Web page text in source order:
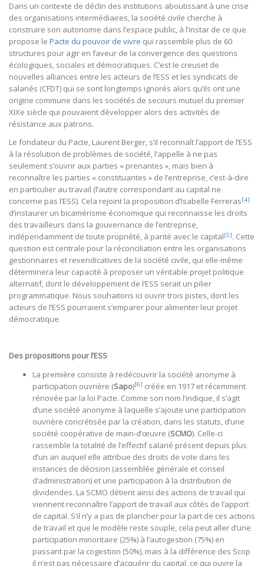
Dans un contexte de déclin des institutions aboutissant à une crise
des organisations intermédiaires, la société civile cherche à
construire son autonomie dans l’espace public, à l’instar de ce que
propose le Pacte du pouvoir de vivre qui rassemble plus de 60
structures pour agir en faveur de la convergence des questions
écologiques, sociales et démocratiques. C’est le creuset de
nouvelles alliances entre les acteurs de l’ESS et les syndicats de
salariés (CFDT) qui se sont longtemps ignorés alors qu’ils ont une
origine commune dans les sociétés de secours mutuel du premier
XIXe siècle qui pouvaient développer alors des activités de
résistance aux patrons.
Le fondateur du Pacte, Laurent Berger, s’il reconnaît l’apport de l’ESS
à la résolution de problèmes de société, l’appelle à ne pas
seulement s’ouvrir aux parties « prenantes », mais bien à
reconnaître les parties « constituantes » de l’entreprise, c’est-à-dire
en particulier au travail (l’autre correspondant au capital ne
concerne pas l’ESS). Cela rejoint la proposition d’Isabelle Ferreras[4]
d’instaurer un bicamérisme économique qui reconnaisse les droits
des travailleurs dans la gouvernance de l’entreprise,
indépendamment de toute propriété, à parité avec le capital[5]. Cette
question est centrale pour la réconciliation entre les organisations
gestionnaires et revendicatives de la société civile, qui elle-même
déterminera leur capacité à proposer un véritable projet politique
alternatif, dont le développement de l’ESS serait un pilier
programmatique. Nous souhaitons ici ouvrir trois pistes, dont les
acteurs de l’ESS pourraient s’emparer pour alimenter leur projet
démocratique.
Des propositions pour l’ESS
La première consiste à redécouvrir la société anonyme à
participation ouvrière (Sapo)[6] créée en 1917 et récemment
rénovée par la loi Pacte. Comme son nom l’indique, il s’agit
d’une société anonyme à laquelle s’ajoute une participation
ouvrière concrétisée par la création, dans les statuts, d’une
société coopérative de main-d’œuvre (SCMO). Celle-ci
rassemble la totalité de l’effectif salarié présent depuis plus
d’un an auquel elle attribue des droits de vote dans les
instances de décision (assemblée générale et conseil
d’administration) et une participation à la distribution de
dividendes. La SCMO détient ainsi des actions de travail qui
viennent reconnaître l’apport de travail aux côtés de l’apport
de capital. S’il n’y a pas de plancher pour la part de ces actions
de travail et que le modèle reste souple, cela peut aller d’une
participation minoritaire (25%) à l’autogestion (75%) en
passant par la cogestion (50%), mais à la différence des Scop
il n’est pas nécessaire d’acquérir du capital, ce qui ouvre la